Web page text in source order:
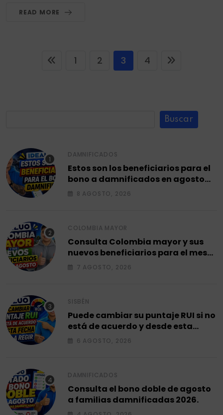
READ MORE
1 2 3 4
Buscar
DAMNIFICADOS
Estos son los beneficiarios para el
bono a damnificados en agosto
2026.
8 AGOSTO, 2026
COLOMBIA MAYOR
Consulta Colombia mayor y sus
nuevos beneficiarios para el mes
de agosto 2026.
7 AGOSTO, 2026
SISBÉN
Puede cambiar su puntaje RUI si no
está de acuerdo y desde esta
fecha empieza a regir en el 2026.
6 AGOSTO, 2026
DAMNIFICADOS
Consulta el bono doble de agosto
a familias damnificadas 2026.